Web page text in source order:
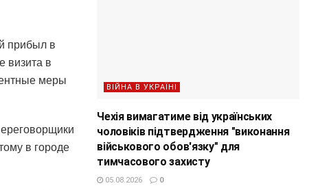
прибыл в
визита в
меры
в городе
ВІЙНА В УКРАЇНІ
Чехія вимагатиме від українських
чоловіків підтвердження "виконання
військового обов'язку" для
тимчасового захисту
05.08.2026 0